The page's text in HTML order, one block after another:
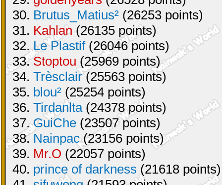
30. Brutus_Matius² (26253 points)
31. Kahlan (26135 points)
32.Le Plastif(26046 points)
33.Stoptou (25969 points)
34. Trèsclair(25563 points)
35. blou² (25254 points)
36. Tirdanlta(24378 points)
37.GuiChe (23507 points)
38. Nainpac(23156 points)
39. Mr.O (22057 points)
40. prince of darkness (21618 points)